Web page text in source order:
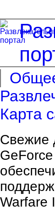
Карта
Свежие
Warfare